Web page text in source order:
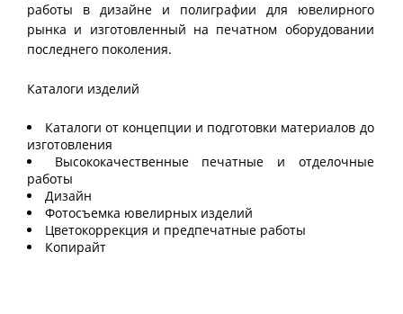
работы в дизайне и полиграфии для ювелирного
рынка и изготовленный на печатном оборудовании
последнего поколения.
Каталоги изделий
Каталоги от концепции и подготовки материалов до
изготовления
Высококачественные печатные и отделочные
работы
Дизайн
Фотосъемка ювелирных изделий
Цветокоррекция и предпечатные работы
Копирайт